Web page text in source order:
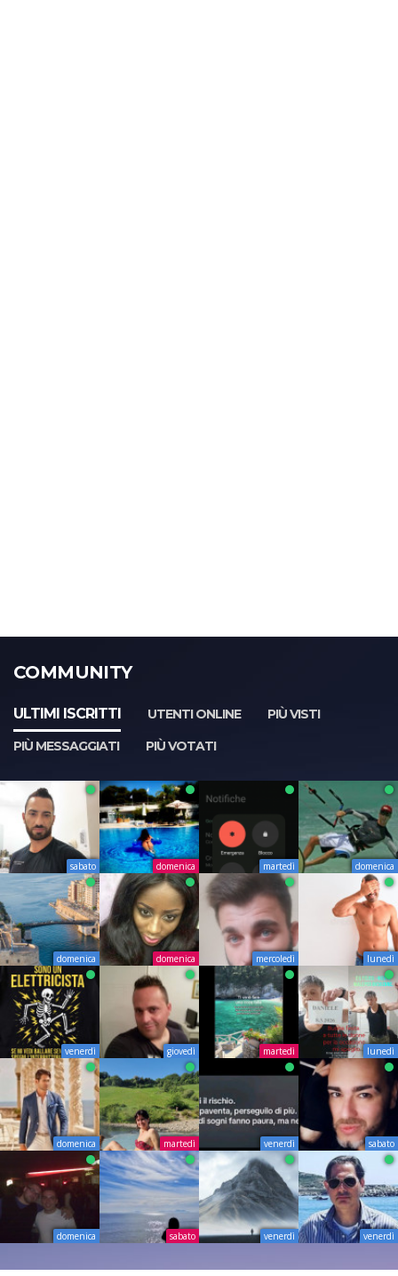
COMMUNITY
ULTIMI ISCRITTI UTENTI ONLINE
PIÙ VISTI
PIÙ MESSAGGIATI
PIÙ VOTATI
sabato domenica martedì domenica
domenica domenica mercoledì lunedì
venerdì giovedì martedì lunedì
domenica martedì venerdì sabato
domenica sabato venerdì venerdì